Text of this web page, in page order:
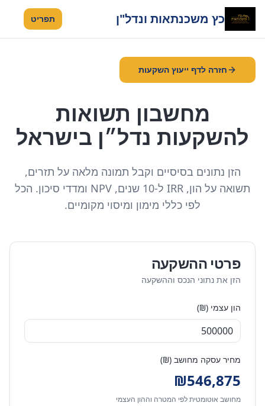
כץ משכנתאות ונדל"ן תפריט
חזרה לדף ייעוץ השקעות
מחשבון תשואות
להשקעות נדל״ן בישראל
הזן נתונים בסיסיים וקבל תמונה מלאה על תזרים,
תשואה על הון, IRR ל-10 שנים, NPV ומדדי סיכון. הכל
לפי כללי מימון ומיסוי מקומיים.
פרטי ההשקעה
הזן את נתוני הנכס וההשקעה
הון עצמי (₪)
מחיר עסקה מחושב (₪)
₪546,875
מחושב אוטומטית לפי המטרה וההון העצמי